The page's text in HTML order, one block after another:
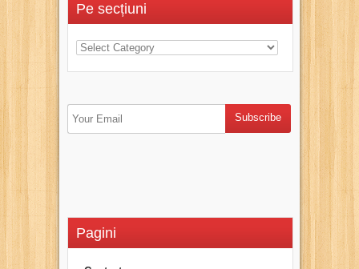
Pe secțiuni
Pagini